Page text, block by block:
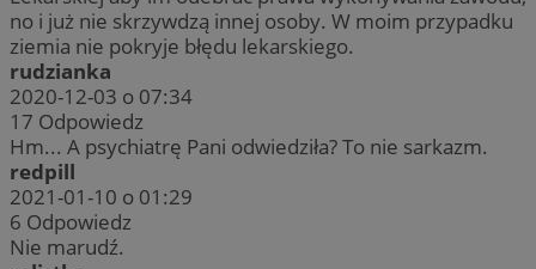
no i już nie skrzywdzą innej osoby. W moim przypadku
ziemia nie pokryje błędu lekarskiego.
rudzianka
2020-12-03 o 07:34
17 Odpowiedz
Hm... A psychiatrę Pani odwiedziła? To nie sarkazm.
redpill
2021-01-10 o 01:29
6 Odpowiedz
Nie marudź.